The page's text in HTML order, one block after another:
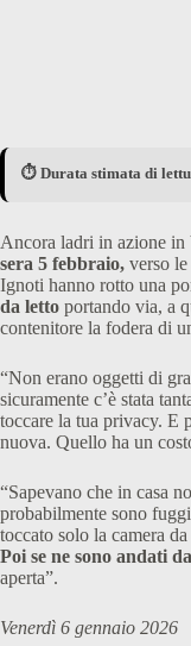
⏱️ Durata stimata di
Ancora ladri in azione in
sera 5 febbraio, verso
Ignoti hanno rotto una
da letto portando via, a
contenitore la fodera di
“Non erano oggetti di
sicuramente c’è stata
toccare la tua privacy. E
nuova. Quello ha un
“Sapevano che in casa
probabilmente sono
toccato solo la camera
Poi se ne sono andati
aperta”.
Venerdì 6 gennaio 2026